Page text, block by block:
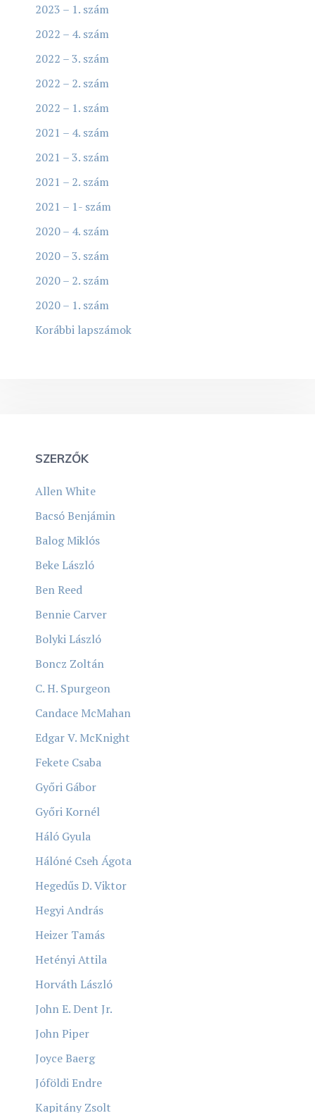
2023 – 1. szám
2022 – 4. szám
2022 – 3. szám
2022 – 2. szám
2022 – 1. szám
2021 – 4. szám
2021 – 3. szám
2021 – 2. szám
2021 – 1- szám
2020 – 4. szám
2020 – 3. szám
2020 – 2. szám
2020 – 1. szám
Korábbi lapszámok
SZERZŐK
Allen White
Bacsó Benjámin
Balog Miklós
Beke László
Ben Reed
Bennie Carver
Bolyki László
Boncz Zoltán
C. H. Spurgeon
Candace McMahan
Edgar V. McKnight
Fekete Csaba
Győri Gábor
Győri Kornél
Háló Gyula
Hálóné Cseh Ágota
Hegedűs D. Viktor
Hegyi András
Heizer Tamás
Hetényi Attila
Horváth László
John E. Dent Jr.
John Piper
Joyce Baerg
Jóföldi Endre
Kapitány Zsolt